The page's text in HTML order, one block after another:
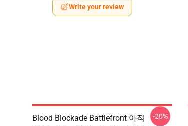
Write your review
Blood Blockade Battlefront 아직
-20%